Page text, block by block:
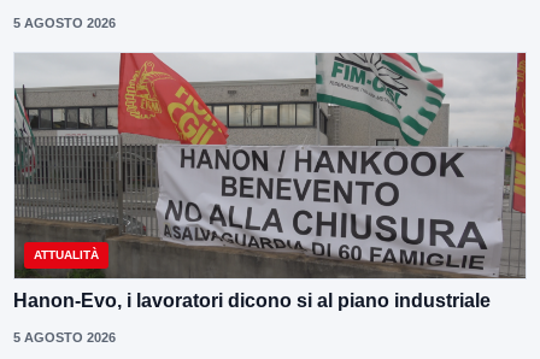
5 AGOSTO 2026
ATTUALITÀ
Hanon-Evo, i lavoratori dicono si al piano industriale
5 AGOSTO 2026